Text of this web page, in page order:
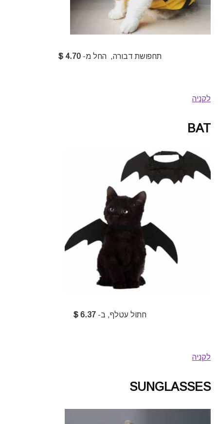
תחפושת דבורה, החל מ- 4.70 $
לקניה
BAT
חתול עטלף, ב- 6.37 $
לקניה
SUNGLASSES